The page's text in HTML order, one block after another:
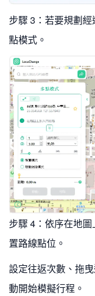
步驟 3：若要規劃
點模式。
步驟 4：依序在地
置路線點位。
設定往返次數、拖
動開始模擬行程。